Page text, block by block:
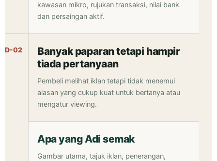
kawasan mikro, rujukan transaksi, nilai bank
dan persaingan aktif.
D-02
Banyak paparan tetapi hampir
tiada pertanyaan
Pembeli melihat iklan tetapi tidak menemui
alasan yang cukup kuat untuk bertanya atau
mengatur viewing.
Apa yang Adi semak
Gambar utama, tajuk iklan, penerangan,